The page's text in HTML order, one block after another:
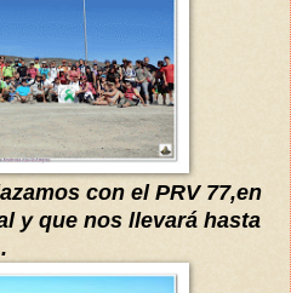
con el PRV 77,en
y que nos llevará hasta